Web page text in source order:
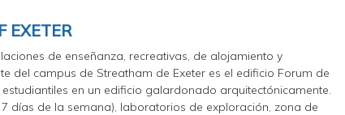
EXETER
de enseñanza, recreativas, de alojamiento y
del campus de Streatham de Exeter es el edificio Forum de
en un edificio galardonado arquitectónicamente.
días de la semana), laboratorios de exploración, zona de